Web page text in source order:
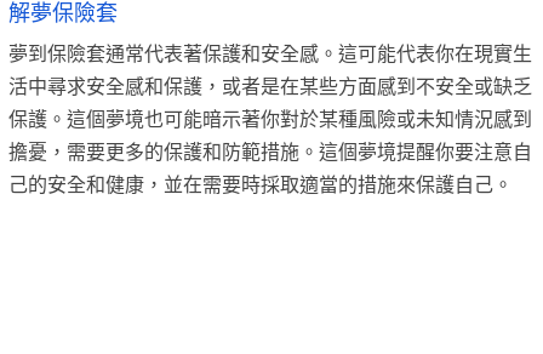
解夢保險套
夢到保險套通常代表著保護和安全感。這可能代表你在現實生
活中尋求安全感和保護，或者是在某些方面感到不安全或缺乏
保護。這個夢境也可能暗示著你對於某種風險或未知情況感到
擔憂，需要更多的保護和防範措施。這個夢境提醒你要注意自
己的安全和健康，並在需要時採取適當的措施來保護自己。